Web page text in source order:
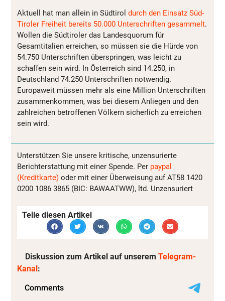
Aktuell hat man allein in Südtirol durch den Einsatz Süd-
Tiroler Freiheit bereits 50.000 Unterschriften gesammelt.
Wollen die Südtiroler das Landesquorum für
Gesamtitalien erreichen, so müssen sie die Hürde von
54.750 Unterschriften überspringen, was leicht zu
schaffen sein wird. In Österreich sind 14.250, in
Deutschland 74.250 Unterschriften notwendig.
Europaweit müssen mehr als eine Million Unterschriften
zusammenkommen, was bei diesem Anliegen und den
zahlreichen betroffenen Völkern sicherlich zu erreichen
sein wird.
Unterstützen Sie unsere kritische, unzensurierte
Berichterstattung mit einer Spende. Per paypal
(Kreditkarte) oder mit einer Überweisung auf AT58 1420
0200 1086 3865 (BIC: BAWAATWW), ltd. Unzensuriert
Teile diesen Artikel
Diskussion zum Artikel auf unserem Telegram-
Kanal: